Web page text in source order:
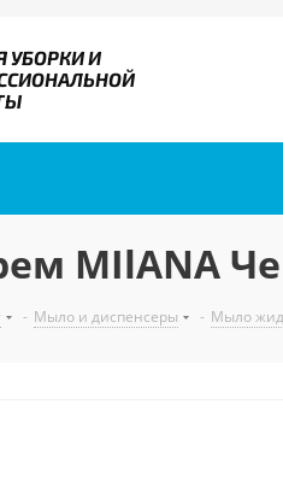
УБОРКИ И
MIlANA
- Мыло и диспенсеры - Мыло